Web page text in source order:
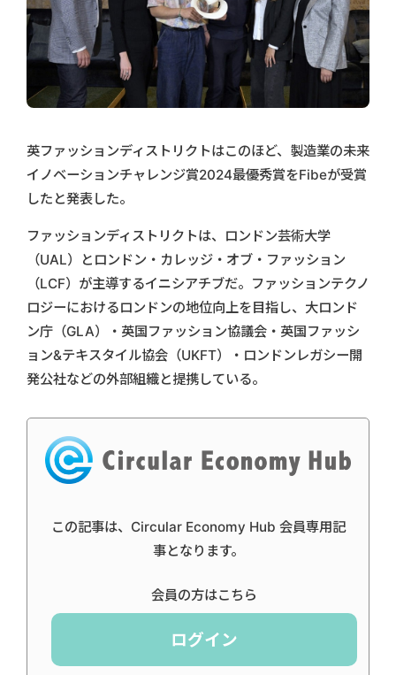
英ファッションディストリクトはこのほど、製造業の未来
イノベーションチャレンジ賞2024最優秀賞をFibeが受賞
したと発表した。
ファッションディストリクトは、ロンドン芸術大学
（UAL）とロンドン・カレッジ・オブ・ファッション
（LCF）が主導するイニシアチブだ。ファッションテクノ
ロジーにおけるロンドンの地位向上を目指し、大ロンド
ン庁（GLA）・英国ファッション協議会・英国ファッシ
ョン&テキスタイル協会（UKFT）・ロンドンレガシー開
発公社などの外部組織と提携している。
この記事は、Circular Economy Hub 会員専用記
事となります。
会員の方はこちら
ログイン